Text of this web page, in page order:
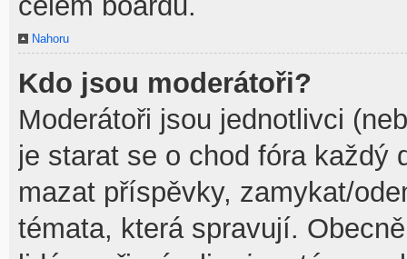
Nahoru
Kdo jsou moderátoři?
Moderátoři jsou jednotlivci
je starat se o chod fóra každý
mazat příspěvky, zamykat/
témata, která spravují.